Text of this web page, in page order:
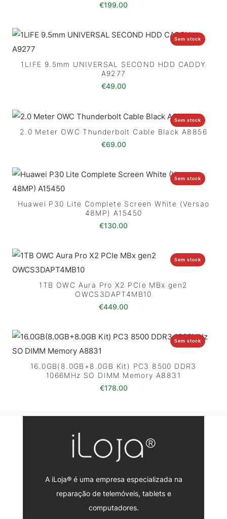
€199.00
Sem stock
1LIFE 9.5mm UNIVERSAL SECOND HDD CADDY
A9277
€49.00
Sem stock
2.0 Meter OWC Thunderbolt Cable Black A8856
€69.00
Sem stock
Huawei P30 Lite Complete Screen White (Versao
48MP) A15450
€130.00
Sem stock
1TB OWC Aura Pro X2 PCIe MBx gen2
OWCS3DAPT4MB10
€449.00
Sem stock
16.0GB(8.0GB+8.0GB Kit) PC3 8500 DDR3
1066MHz SO DIMM Memory A8831
€178.00
A iLoja® é uma empresa especializada na
reparação de telemóveis, tablets e
computadores.